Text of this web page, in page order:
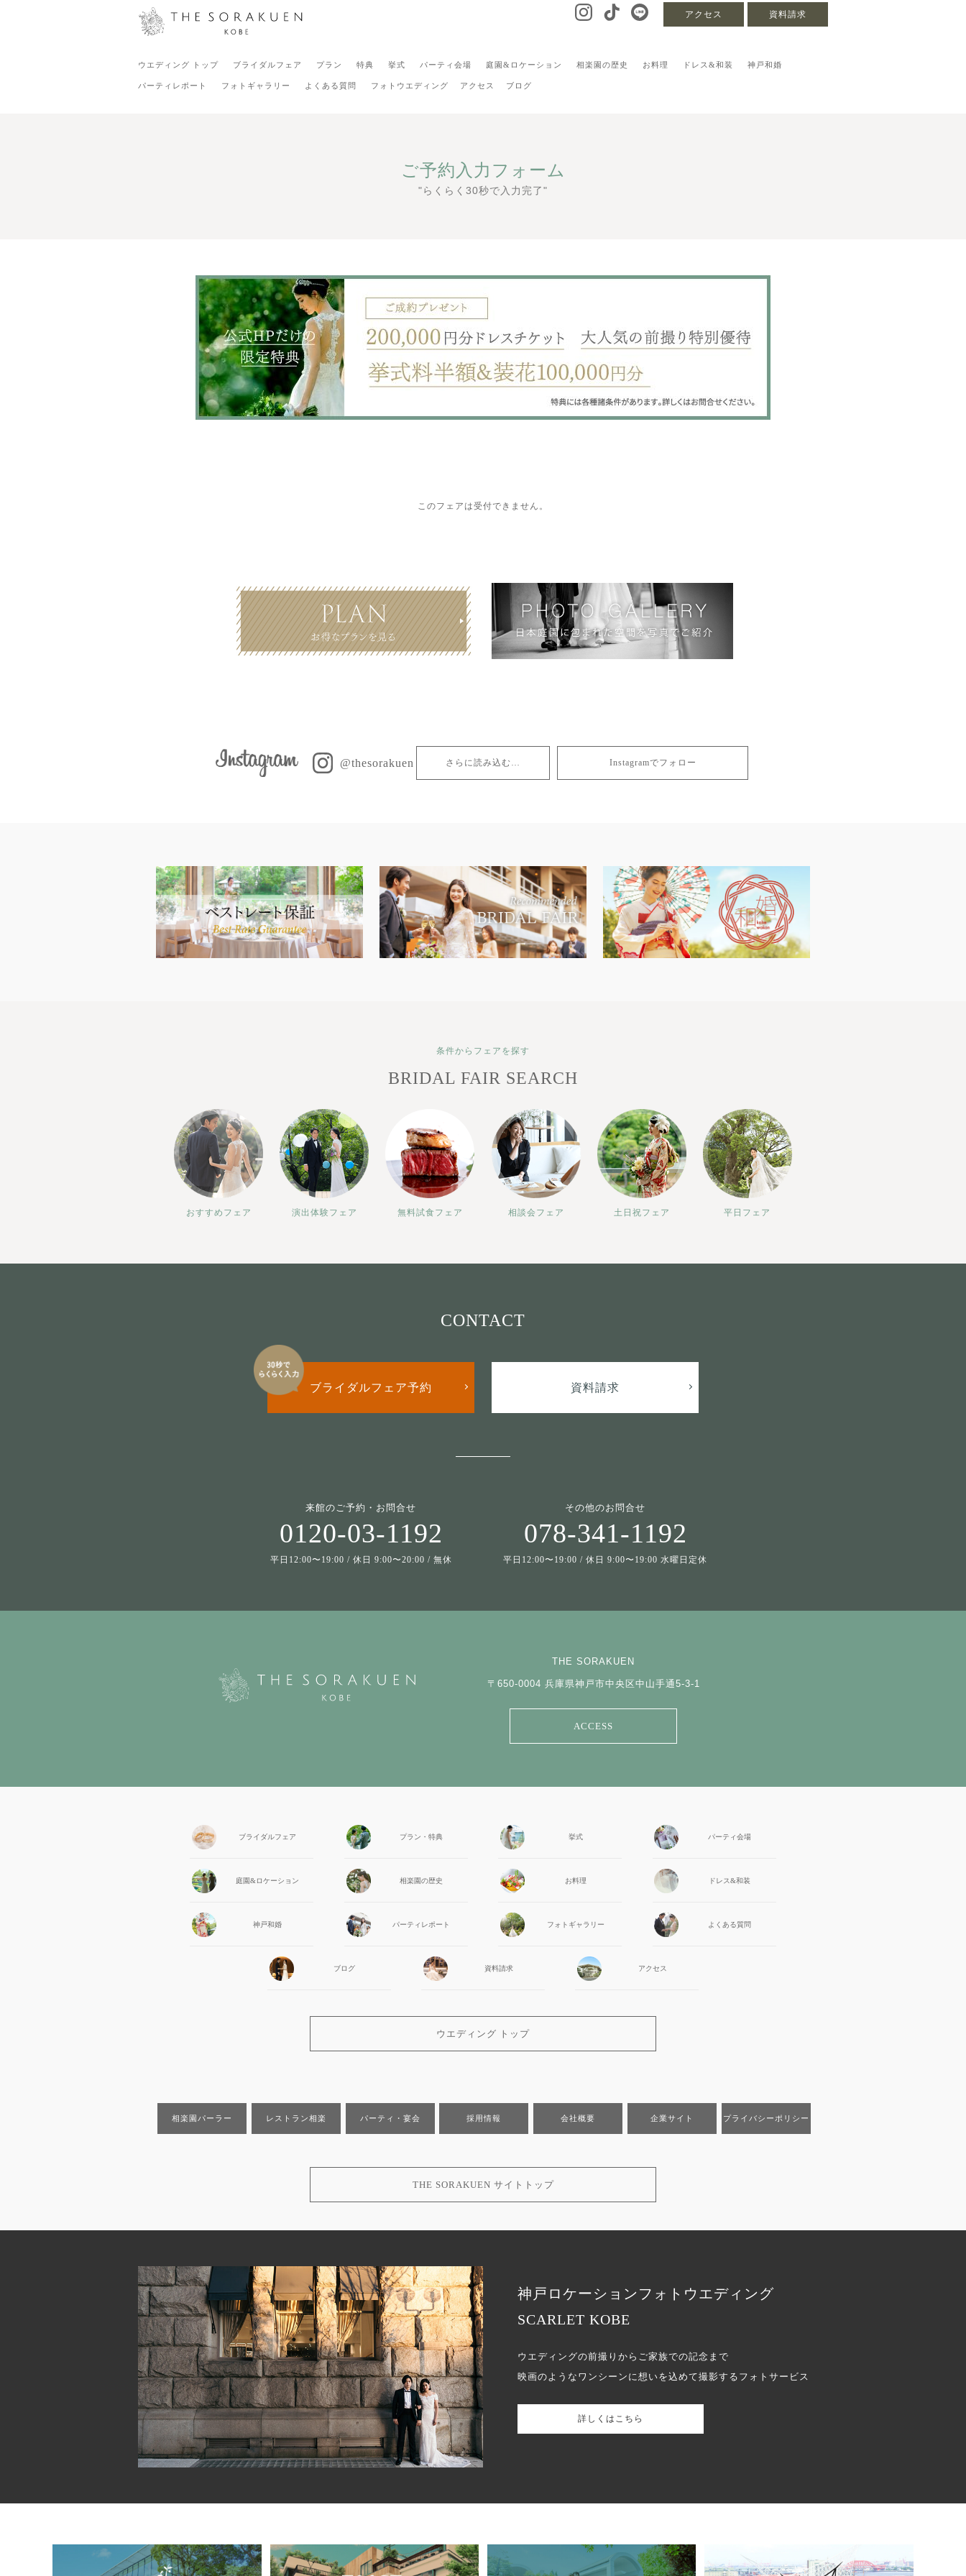
資料請求
アクセス
ウエディング トップ ブライダルフェア プラン 特典 挙式 パーティ会場 庭園&ロケーション 相楽園の歴史 お料理 ドレス&和装 神戸和婚
パーティレポート フォトギャラリー よくある質問 フォトウエディング アクセス ブログ
ご予約入力フォーム
"らくらく30秒で入力完了"
このフェアは受付できません。
@thesorakuen さらに読み込む… Instagramでフォロー
条件からフェアを探す
BRIDAL FAIR SEARCH
おすすめフェア 演出体験フェア 無料試食フェア 相談会フェア 土日祝フェア 平日フェア
CONTACT
ブライダルフェア予約 資料請求
来館のご予約・お問合せ
0120-03-1192
平日12:00〜19:00 / 休日 9:00〜20:00 / 無休
その他のお問合せ
078-341-1192
平日12:00〜19:00 / 休日 9:00〜19:00 水曜日定休
THE SORAKUEN
〒650-0004 兵庫県神戸市中央区中山手通5-3-1
ACCESS
ブライダルフェア プラン・特典 挙式 パーティ会場
庭園&ロケーション 相楽園の歴史 お料理 ドレス&和装
神戸和婚 パーティ レポート フォト ギャラリー よくある質問
ブログ 資料請求 アクセス
ウエディング トップ
相楽園パーラー レストラン相楽 パーティ・宴会 採用情報 会社概要 企業サイト プライバシーポリシー
THE SORAKUEN サイトトップ
神戸ロケーションフォトウエディング
SCARLET KOBE
ウエディングの前撮りからご家族での記念まで
映画のようなワンシーンに想いを込めて撮影するフォトサービス
詳しくはこちら